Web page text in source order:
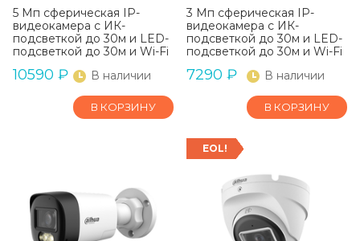
5 Мп сферическая IP-
видеокамера с ИК-
подсветкой до 30м и LED-
подсветкой до 30м и Wi-Fi
10590 ₽ В наличии
В КОРЗИНУ
3 Мп сферическая IP-
видеокамера с ИК-
подсветкой до 30м и LED-
подсветкой до 30м и Wi-Fi
7290 ₽ В наличии
В КОРЗИНУ
EOL!